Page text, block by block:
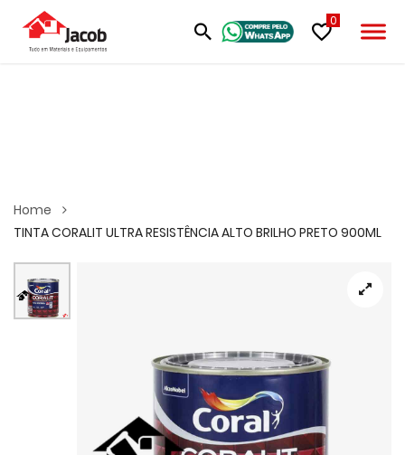
0
Home
TINTA CORALIT ULTRA RESISTÊNCIA ALTO BRILHO PRETO 900ML